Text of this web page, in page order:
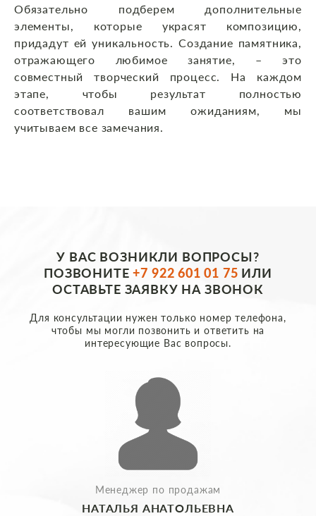
Обязательно подберем дополнительные
элементы, которые украсят композицию,
придадут ей уникальность. Создание памятника,
отражающего любимое занятие, – это
совместный творческий процесс. На каждом
этапе, чтобы результат полностью
соответствовал вашим ожиданиям, мы
учитываем все замечания.
У ВАС ВОЗНИКЛИ ВОПРОСЫ?
ПОЗВОНИТЕ+7 922 601 01 75 ИЛИ
ОСТАВЬТЕ ЗАЯВКУ НА ЗВОНОК
Для консультации нужен только номер телефона,
чтобы мы могли позвонить и ответить на
интересующие Вас вопросы.
Менеджер по продажам
НАТАЛЬЯ АНАТОЛЬЕВНА